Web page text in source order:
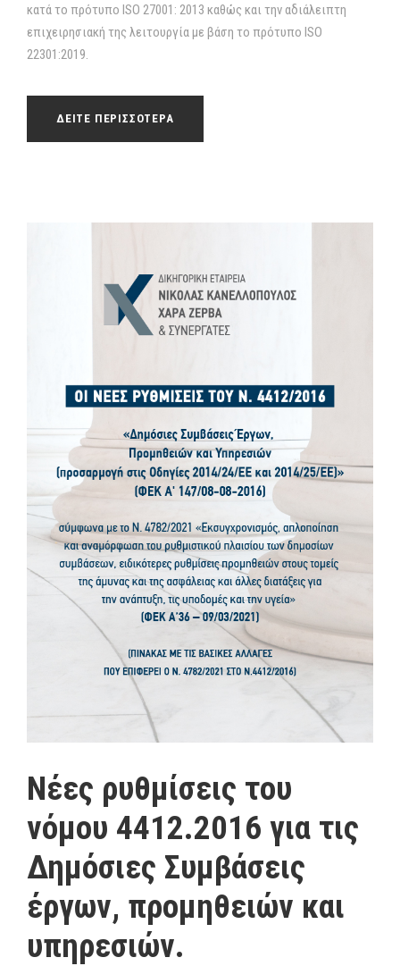
κατά το πρότυπο ISO 27001: 2013 καθώς και την αδιάλειπτη
επιχειρησιακή της λειτουργία με βάση το πρότυπο ISO
22301:2019.
ΔΕΙΤΕ ΠΕΡΙΣΣΟΤΕΡΑ
Nέες ρυθμίσεις του
νόμου 4412.2016 για τις
Δημόσιες Συμβάσεις
έργων, προμηθειών και
υπηρεσιών.